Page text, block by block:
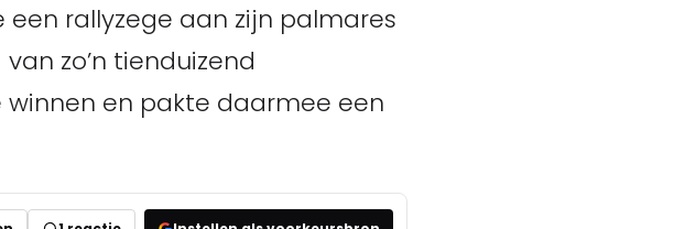
rallyzege aan zijn palmares
zo’n tienduizend
winnen en pakte daarmee een